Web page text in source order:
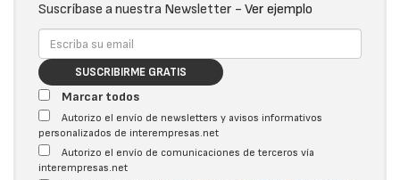
Suscríbase a nuestra Newsletter - Ver ejemplo
SUSCRIBIRME GRATIS
Marcar todos
Autorizo el envío de newsletters y avisos informativos
personalizados de interempresas.net
Autorizo el envío de comunicaciones de terceros vía
interempresas.net